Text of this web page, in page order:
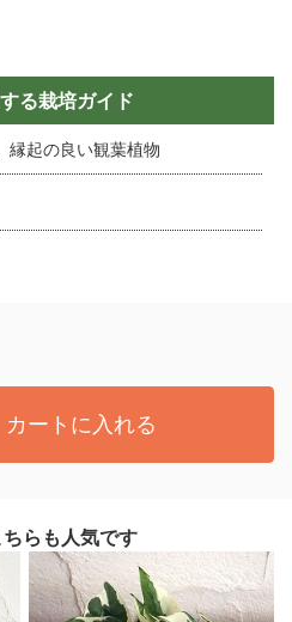
る栽培ガイド
縁起の良い観葉植物
カートに入れる
らも人気です